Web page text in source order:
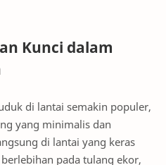
Kunci dalam
di lantai semakin populer,
yang minimalis dan
di lantai yang keras
pada tulang ekor,